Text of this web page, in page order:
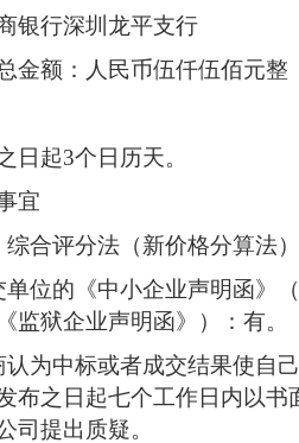
银行深圳龙平支行
金额：人民币伍仟伍佰元整
日起3个日历天。
宜
综合评分法（新价格分算法）
单位的《中小企业声明函》
监狱企业声明函》）： 有。
认为中标或者成交结果使自
布之日起七个工作日内以书
司提出质疑。